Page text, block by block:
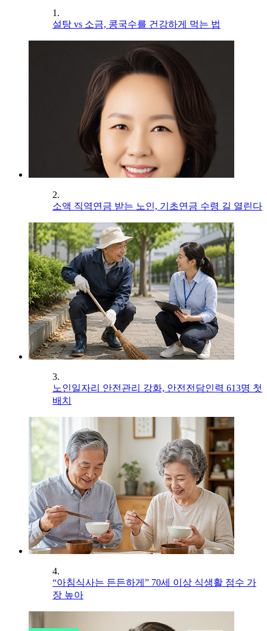
1.
설탕 vs 소금, 콩국수를 건강하게 먹는 법
2.
소액 직역연금 받는 노인, 기초연금 수령 길 열린다
3.
노인일자리 안전관리 강화, 안전전담인력 613명 첫
배치
4.
“아침식사는 든든하게” 70세 이상 식생활 점수 가
장 높아